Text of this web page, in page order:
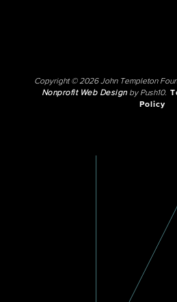
Copyright © 2026 John Templeton
Nonprofit Web Designby Push10.
Policy